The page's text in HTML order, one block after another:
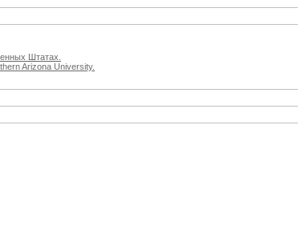
Штатах.
Arizona University.